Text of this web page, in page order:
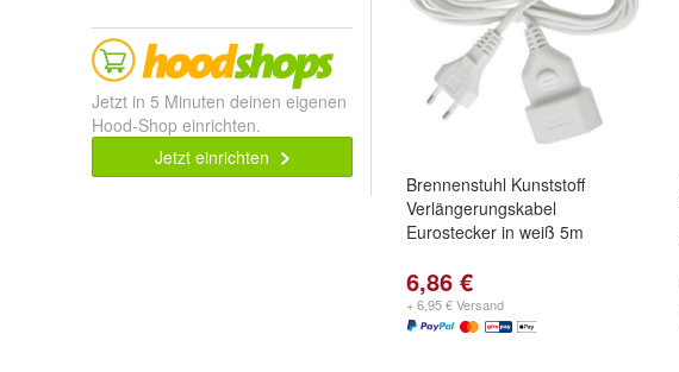
Jetzt in 5 Minuten deinen eigenen
Hood-Shop einrichten.
Jetzt einrichten
Brennenstuhl Kunststoff
Verlängerungskabel
Eurostecker in weiß 5m
6,86 €
+ 6,95 € Versand